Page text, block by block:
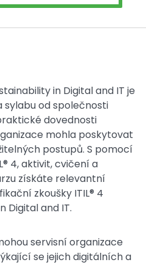
in Digital and IT je
sylabu od společnosti
dovednosti
mohla poskytovat
postupů. S pomocí
4, aktivit, cvičení a
získáte relevantní
zkoušky ITIL® 4
Digital and IT.
servisní organizace
se jejich digitálních a